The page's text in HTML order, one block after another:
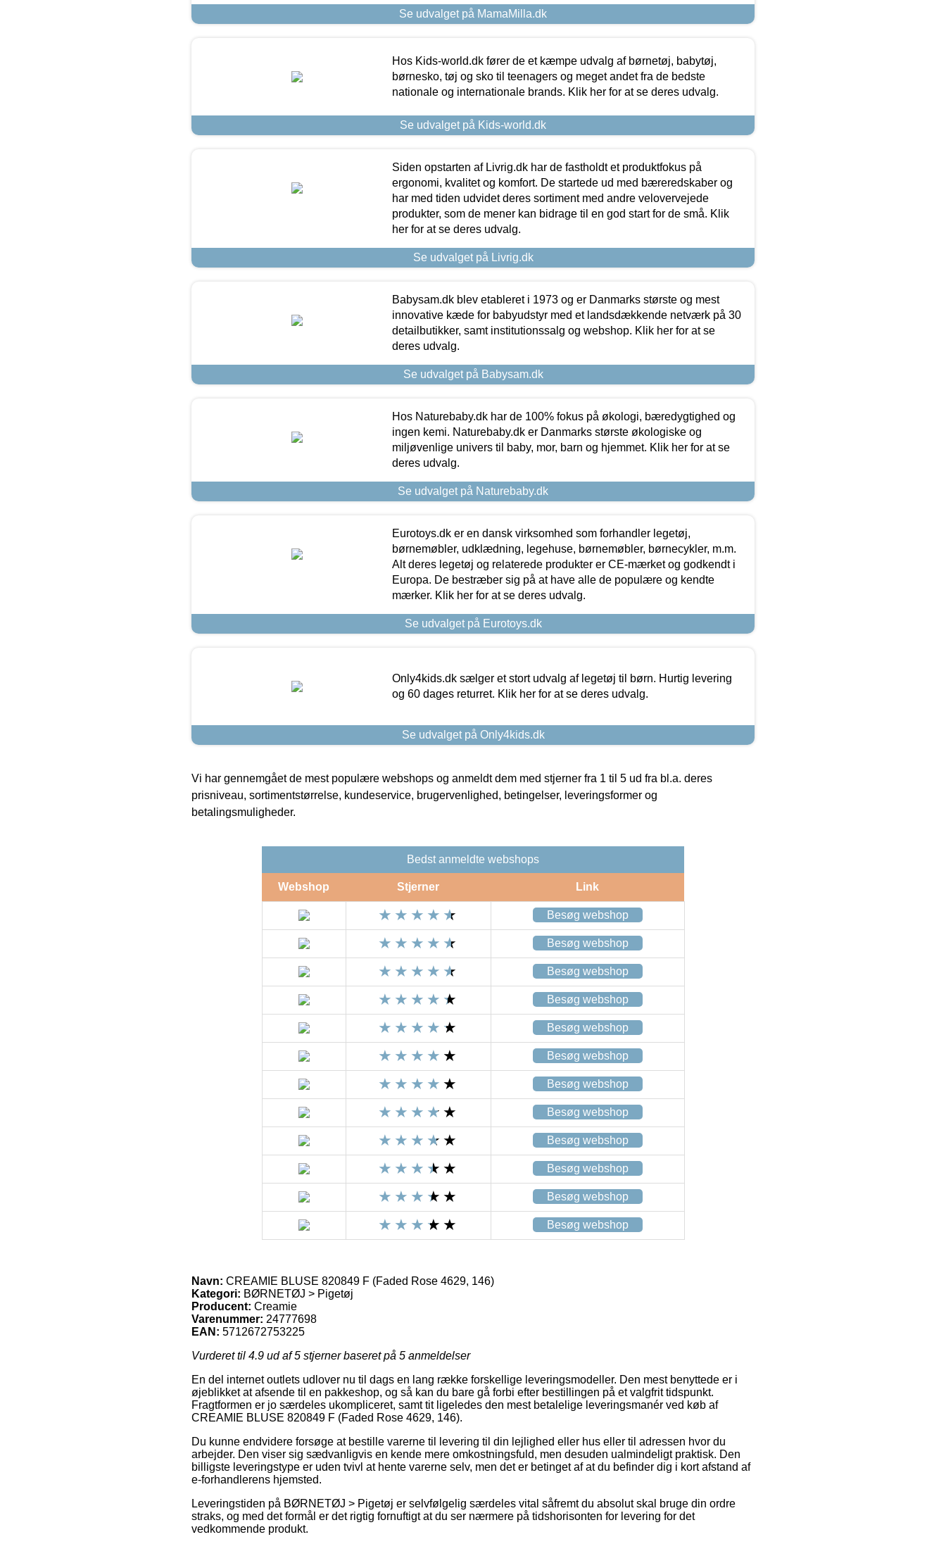
Se udvalget på MamaMilla.dk
Hos Kids-world.dk fører de et kæmpe udvalg af børnetøj, babytøj,
børnesko, tøj og sko til teenagers og meget andet fra de bedste
nationale og internationale brands. Klik her for at se deres udvalg.
Se udvalget på Kids-world.dk
Siden opstarten af Livrig.dk har de fastholdt et produktfokus på
ergonomi, kvalitet og komfort. De startede ud med bæreredskaber og
har med tiden udvidet deres sortiment med andre velovervejede
produkter, som de mener kan bidrage til en god start for de små. Klik
her for at se deres udvalg.
Se udvalget på Livrig.dk
Babysam.dk blev etableret i 1973 og er Danmarks største og mest
innovative kæde for babyudstyr med et landsdækkende netværk på 30
detailbutikker, samt institutionssalg og webshop. Klik her for at se
deres udvalg.
Se udvalget på Babysam.dk
Hos Naturebaby.dk har de 100% fokus på økologi, bæredygtighed og
ingen kemi. Naturebaby.dk er Danmarks største økologiske og
miljøvenlige univers til baby, mor, barn og hjemmet. Klik her for at se
deres udvalg.
Se udvalget på Naturebaby.dk
Eurotoys.dk er en dansk virksomhed som forhandler legetøj,
børnemøbler, udklædning, legehuse, børnemøbler, børnecykler, m.m.
Alt deres legetøj og relaterede produkter er CE-mærket og godkendt i
Europa. De bestræber sig på at have alle de populære og kendte
mærker. Klik her for at se deres udvalg.
Se udvalget på Eurotoys.dk
Only4kids.dk sælger et stort udvalg af legetøj til børn. Hurtig levering
og 60 dages returret. Klik her for at se deres udvalg.
Se udvalget på Only4kids.dk
Vi har gennemgået de mest populære webshops og anmeldt dem med stjerner fra 1 til 5 ud fra bl.a. deres
prisniveau, sortimentstørrelse, kundeservice, brugervenlighed, betingelser, leveringsformer og
betalingsmuligheder.
Bedst anmeldte webshops
Webshop Stjerner Link
Besøg webshop
Besøg webshop
Besøg webshop
Besøg webshop
Besøg webshop
Besøg webshop
Besøg webshop
Besøg webshop
Besøg webshop
Besøg webshop
Besøg webshop
Besøg webshop
Navn: CREAMIE BLUSE 820849 F (Faded Rose 4629, 146)
Kategori: BØRNETØJ > Pigetøj
Producent: Creamie
Varenummer: 24777698
EAN: 5712672753225
Vurderet til 4.9 ud af 5 stjerner baseret på 5 anmeldelser
En del internet outlets udlover nu til dags en lang række forskellige leveringsmodeller. Den mest benyttede er i
øjeblikket at afsende til en pakkeshop, og så kan du bare gå forbi efter bestillingen på et valgfrit tidspunkt.
Fragtformen er jo særdeles ukompliceret, samt tit ligeledes den mest betalelige leveringsmanér ved køb af
CREAMIE BLUSE 820849 F (Faded Rose 4629, 146).
Du kunne endvidere forsøge at bestille varerne til levering til din lejlighed eller hus eller til adressen hvor du
arbejder. Den viser sig sædvanligvis en kende mere omkostningsfuld, men desuden ualmindeligt praktisk. Den
billigste leveringstype er uden tvivl at hente varerne selv, men det er betinget af at du befinder dig i kort afstand af
e-forhandlerens hjemsted.
Leveringstiden på BØRNETØJ > Pigetøj er selvfølgelig særdeles vital såfremt du absolut skal bruge din ordre
straks, og med det formål er det rigtig fornuftigt at du ser nærmere på tidshorisonten for levering for det
vedkommende produkt.